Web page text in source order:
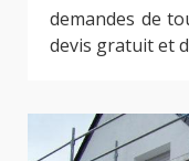
demandes de
devis gratuit et